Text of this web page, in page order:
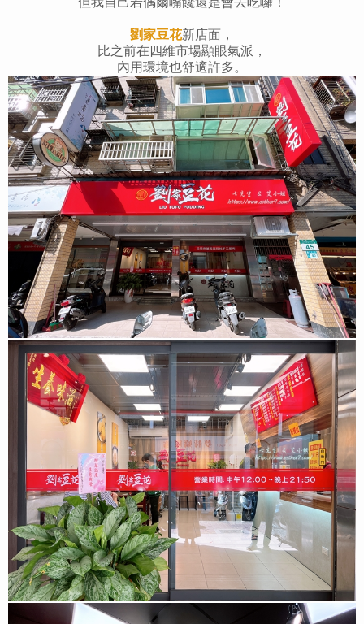
劉家豆花新店面，
比之前在四維市場顯眼氣派，
內用環境也舒適許多。